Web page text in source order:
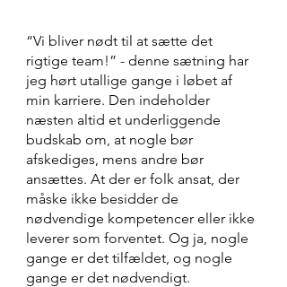
“Vi bliver nødt til at sætte det
rigtige team!” - denne sætning har
jeg hørt utallige gange i løbet af
min karriere. Den indeholder
næsten altid et underliggende
budskab om, at nogle bør
afskediges, mens andre bør
ansættes. At der er folk ansat, der
måske ikke besidder de
nødvendige kompetencer eller ikke
leverer som forventet. Og ja, nogle
gange er det tilfældet, og nogle
gange er det nødvendigt.